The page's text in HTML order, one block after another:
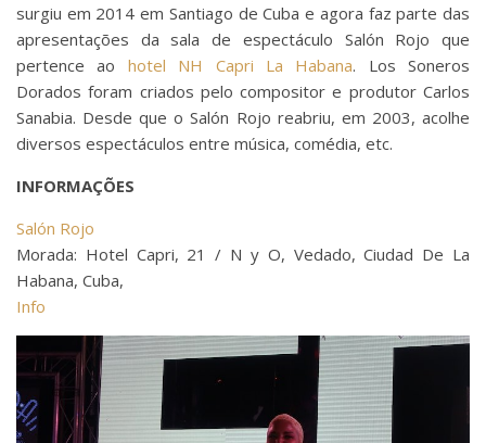
surgiu em 2014 em Santiago de Cuba e agora faz parte das
apresentações da sala de espectáculo Salón Rojo que
pertence ao hotel NH Capri La Habana. Los Soneros
Dorados foram criados pelo compositor e produtor Carlos
Sanabia. Desde que o Salón Rojo reabriu, em 2003, acolhe
diversos espectáculos entre música, comédia, etc.
INFORMAÇÕES
Salón Rojo
Morada: Hotel Capri, 21 / N y O, Vedado, Ciudad De La
Habana, Cuba,
Info